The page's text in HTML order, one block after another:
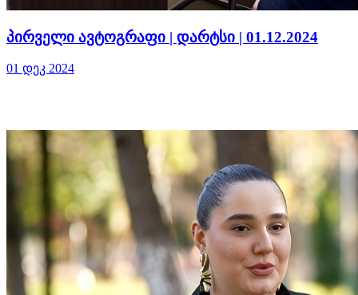
პირველი ავტოგრაფი | დარტსი | 01.12.2024
01 დეკ 2024